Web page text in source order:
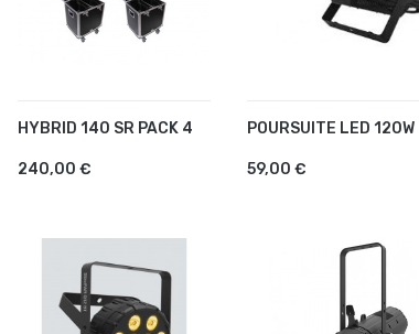
HYBRID 140 SR PACK 4
240,00 €
AJOUTER AU PANIER POURSUITE LED 120W
59,00 €
AJOUTER AU PANIER